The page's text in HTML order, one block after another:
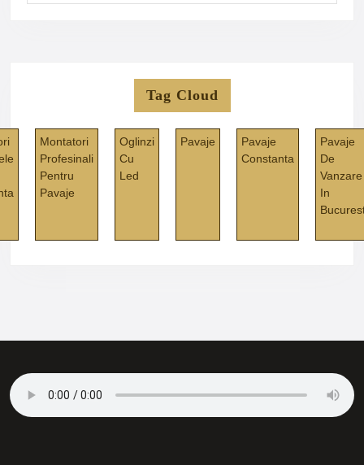
Tag Cloud
Montatori
Profesinali
Pentru
Pavaje
Oglinzi
Cu
Led
Pavaje
Pavaje
Constanta
Pavaje
De
Vanzare
In